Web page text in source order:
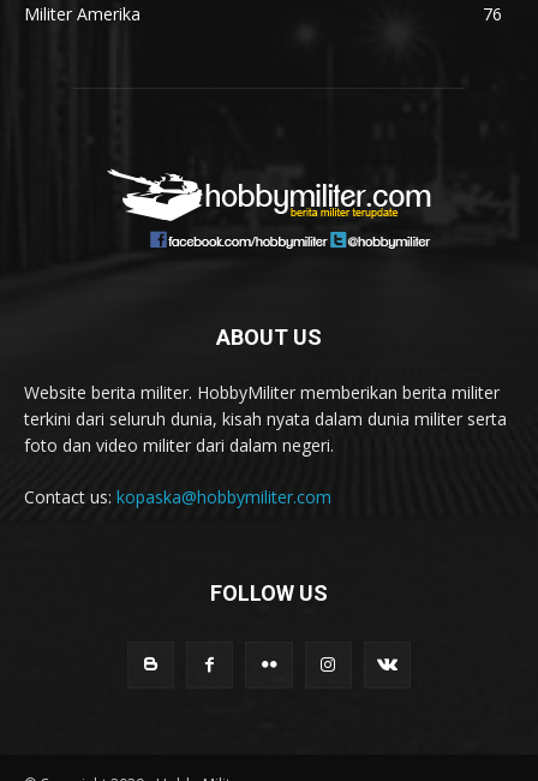
Militer Amerika
76
ABOUT US
Website berita militer. HobbyMiliter memberikan berita militer
terkini dari seluruh dunia, kisah nyata dalam dunia militer serta
foto dan video militer dari dalam negeri.
Contact us: kopaska@hobbymiliter.com
FOLLOW US